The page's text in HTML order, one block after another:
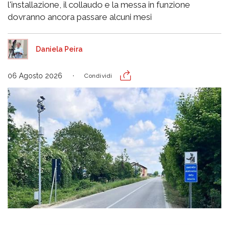
l'installazione, il collaudo e la messa in funzione
dovranno ancora passare alcuni mesi
Daniela Peira
06 Agosto 2026 Condividi